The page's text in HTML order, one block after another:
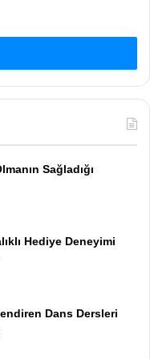
Sağladığı
Hediye Deneyimi
Dans Dersleri